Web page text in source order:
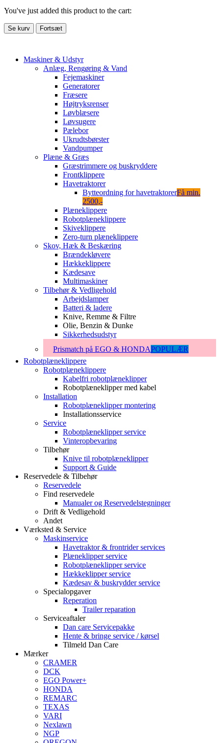
You've just added this product to the cart:
Se kurv Fortsæt
Maskiner & Udstyr
Anlæg, Rengøring & Vand
Fejemaskiner
Generatorer
Fræsere
Højtryksrenser
Løvblæsere
Løvsugere
Pælebor
Ukrudtsbørster
Vandpumper
Plæne & Græs
Græstrimmere og buskryddere
Frontklippere
Havetraktorer
Bytteordning for havetraktorerFå min.
2500,-
Plæneklippere
Robotplæneklippere
Skiveklippere
Zero-turn plæneklippere
Skov, Hæk & Beskæring
Brændekløvere
Hækkeklippere
Kædesave
Multimaskiner
Tilbehør & Vedligehold
Arbejdslamper
Batteri & ladere
Knive, Remme & Filtre
Olie, Benzin & Dunke
Sikkerhedsudstyr
Prismatch på EGO & HONDAPOPULÆR
Robotplæneklippere
Robotplæneklippere
Kabelfri robotplæneklipper
Robotplæneklipper med kabel
Installation
Robotplæneklipper montering
Installationsservice
Service
Robotplæneklipper service
Vinteropbevaring
Tilbehør
Knive til robotplæneklipper
Support & Guide
Reservedele & Tilbehør
Reservedele
Find reservedele
Manualer og Reservedelstegninger
Drift & Vedligehold
Andet
Værksted & Service
Maskinservice
Havetraktor & frontrider services
Plæneklipper service
Robotplæneklipper service
Hækkeklipper service
Kædesav & buskrydder service
Specialopgaver
Reperation
Trailer reparation
Serviceaftaler
Dan care Servicepakke
Hente & bringe service / kørsel
Tilmeld Dan Care
Mærker
CRAMER
DCK
EGO Power+
HONDA
REMARC
TEXAS
VARI
Nexlawn
NGP